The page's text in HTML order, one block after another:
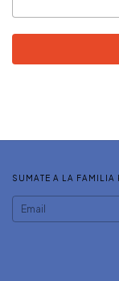
SUMATE A LA FAMILIA